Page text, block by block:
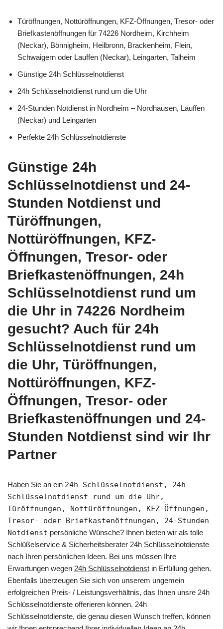
Türöffnungen, Nottüröffnungen, KFZ-Öffnungen, Tresor- oder
Briefkastenöffnungen für 74226 Nordheim, Kirchheim
(Neckar), Bönnigheim, Heilbronn, Brackenheim, Flein,
Schwaigern oder Lauffen (Neckar), Leingarten, Talheim
Günstige 24h Schlüsselnotdienst
24h Schlüsselnotdienst rund um die Uhr
24-Stunden Notdienst in Nordheim – Nordhausen, Lauffen
(Neckar) und Leingarten
Perfekte 24h Schlüsselnotdienste
Günstige 24h
Schlüsselnotdienst und 24-
Stunden Notdienst und
Türöffnungen,
Nottüröffnungen, KFZ-
Öffnungen, Tresor- oder
Briefkastenöffnungen, 24h
Schlüsselnotdienst rund um
die Uhr in 74226 Nordheim
gesucht? Auch für 24h
Schlüsselnotdienst rund um
die Uhr, Türöffnungen,
Nottüröffnungen, KFZ-
Öffnungen, Tresor- oder
Briefkastenöffnungen und 24-
Stunden Notdienst sind wir Ihr
Partner
Haben Sie an ein 24h Schlüsselnotdienst, 24h
Schlüsselnotdienst rund um die Uhr,
Türöffnungen, Nottüröffnungen, KFZ-Öffnungen,
Tresor- oder Briefkastenöffnungen, 24-Stunden
Notdienst persönliche Wünsche? Ihnen bieten wir als tolle
Schlüßelservice & Sicherheitsberater 24h Schlüsselnotdienste
nach Ihren persönlichen Ideen. Bei uns müssen Ihre
Erwartungen wegen 24h Schlüsselnotdienst in Erfüllung gehen.
Ebenfalls überzeugen Sie sich von unserem ungemein
erfolgreichen Preis- / Leistungsverhältnis, das Ihnen unsre 24h
Schlüsselnotdienste offerieren können. 24h
Schlüsselnotdienste, die genau diesen Wunsch treffen, können